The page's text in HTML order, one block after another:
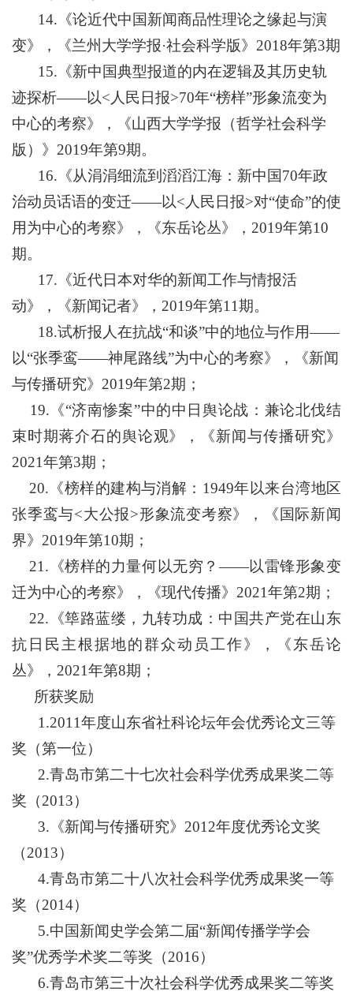
14.《论近代中国新闻商品性理论之缘起与演
变》，《兰州大学学报·社会科学版》2018年第3期
15.《新中国典型报道的内在逻辑及其历史轨
迹探析——以<人民日报>70年“榜样”形象流变为
中心的考察》，《山西大学学报（哲学社会科学
版）》2019年第9期。
16.《从涓涓细流到滔滔江海：新中国70年政
治动员话语的变迁——以<人民日报>对“使命”的使
用为中心的考察》，《东岳论丛》，2019年第10
期。
17.《近代日本对华的新闻工作与情报活
动》，《新闻记者》，2019年第11期。
18.试析报人在抗战“和谈”中的地位与作用——
以“张季鸾——神尾路线”为中心的考察》，《新闻
与传播研究》2019年第2期；
19. 《“济南惨案”中的中日舆论战：兼论北伐结
束时期蒋介石的舆论观》，《新闻与传播研究》
2021年第3期；
20. 《榜样的建构与消解：1949年以来台湾地区
张季鸾与<大公报>形象流变考察》，《国际新闻
界》2019年第10期；
21 . 《榜样的力量何以无穷？——以雷锋形象变
迁为中心的考察》，《现代传播》2021年第2期；
22. 《筚路蓝缕，九转功成：中国共产党在山东
抗日民主根据地的群众动员工作》，《东岳论
丛》，2021年第8期；
所获奖励
1.2011年度山东省社科论坛年会优秀论文三等
奖（第一位）
2.青岛市第二十七次社会科学优秀成果奖二等
奖（2013）
3.《新闻与传播研究》2012年度优秀论文奖
（2013）
4.青岛市第二十八次社会科学优秀成果奖一等
奖（2014）
5.中国新闻史学会第二届“新闻传播学学会
奖”优秀学术奖二等奖（2016）
6.青岛市第三十次社会科学优秀成果奖二等奖